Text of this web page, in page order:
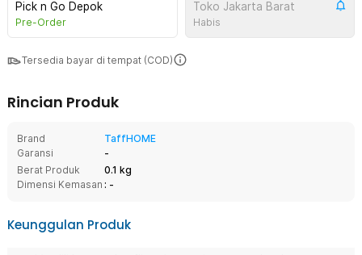
Pick n Go Depok
Pre-Order
Toko Jakarta Barat
Habis
Tersedia bayar di tempat (COD)
Rincian Produk
Brand
TaffHOME
Garansi
-
Berat Produk
0.1 kg
Dimensi Kemasan : -
Keunggulan Produk